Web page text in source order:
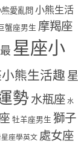
熊愛亂問 小熊生活
蟹座男生 摩羯座
星座小
熊生活趣 星
勢 水瓶座 水
牡羊座男生 獅子
座學英文 處女座